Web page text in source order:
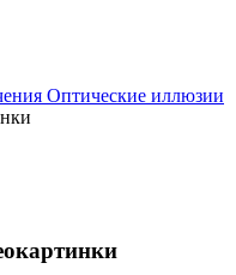
Оптические иллюзии